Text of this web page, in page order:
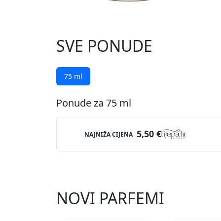
SVE PONUDE
75 ml
Ponude za 75 ml
NAJNIŽA CIJENA 5,50 €
NOVI PARFEMI